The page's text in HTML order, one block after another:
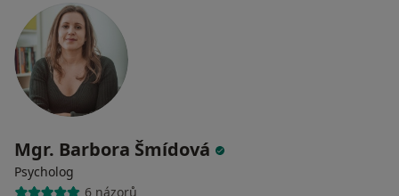
Mgr. Barbora Šmídová
Psycholog
6 názorů